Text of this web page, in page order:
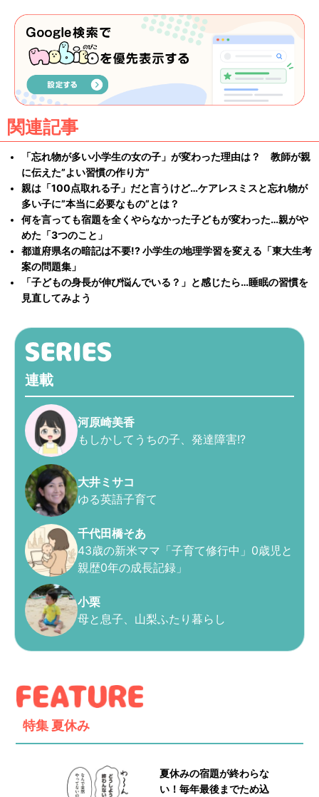
関連記事
「忘れ物が多い小学生の女の子」が変わった理由は？ 教師が親
に伝えた”よい習慣の作り方”
親は「100点取れる子」だと言うけど…ケアレスミスと忘れ物が
多い子に”本当に必要なもの”とは？
何を言っても宿題を全くやらなかった子どもが変わった…親がや
めた「3つのこと」
都道府県名の暗記は不要!? 小学生の地理学習を変える「東大生考
案の問題集」
「子どもの身長が伸び悩んでいる？」と感じたら…睡眠の習慣を
見直してみよう
連載
河原崎美香
もしかしてうちの子、発達障害!?
大井ミサコ
ゆる英語子育て
千代田橋そあ
43歳の新米ママ「子育て修行中」0歳児と
親歴0年の成長記録」
小栗
母と息子、山梨ふたり暮らし
特集 夏休み
夏休みの宿題が終わらな
い！毎年最後までため込